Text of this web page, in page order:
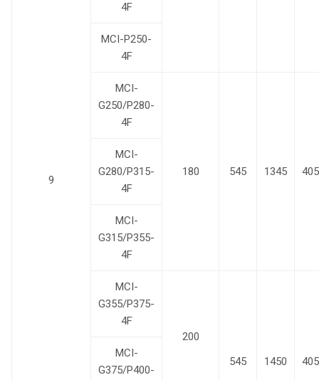
9
4F
MCI-P250-
4F
MCI-
G250/P280-
4F
180 545 1345 405
MCI-
G280/P315-
4F
MCI-
G315/P355-
4F
MCI-
G355/P375-
4F
200
545
1450 405
MCI-
G375/P400-